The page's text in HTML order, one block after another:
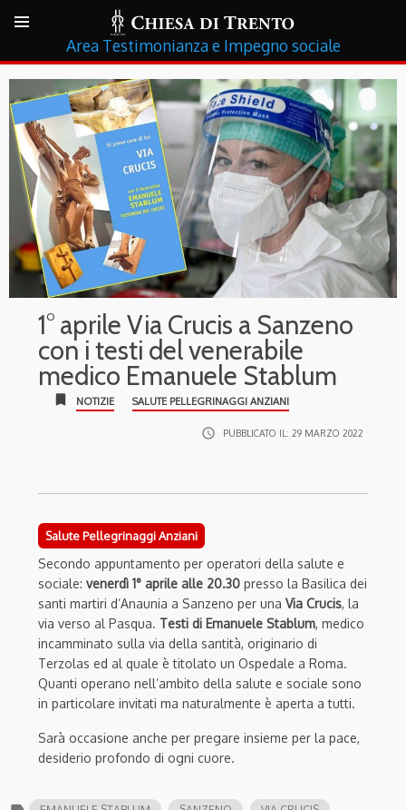
Testimonianza e Impegno sociale
1° aprile Via Crucis a Sanzeno
con i testi del venerabile
medico Emanuele Stablum
bookmark NOTIZIE SALUTE PELLEGRINAGGI ANZIANI
access_time PUBBLICATO IL: 29 MARZO 2022
Salute Pellegrinaggi Anziani
Secondo appuntamento per operatori della salute e
sociale: venerdì 1° aprile alle 20.30 presso la Basilica dei
santi martiri d’Anaunia a Sanzeno per una Via Crucis, la
via verso al Pasqua. Testi di Emanuele Stablum, medico
incamminato sulla via della santità, originario di
Terzolas ed al quale è titolato un Ospedale a Roma.
Quanti operano nell’ambito della salute e sociale sono
in particolare invitati ma naturalmente è aperta a tutti.
Sarà occasione anche per pregare insieme per la pace,
desiderio profondo di ogni cuore.